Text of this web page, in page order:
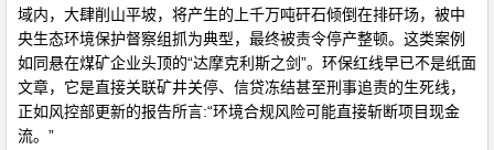
域内，大肆削山平坡，将产生的上千万吨矸石倾倒在排矸场，被中
央生态环境保护督察组抓为典型，最终被责令停产整顿。这类案例
如同悬在煤矿企业头顶的“达摩克利斯之剑”。环保红线早已不是纸面
文章，它是直接关联矿井关停、信贷冻结甚至刑事追责的生死线，
正如风控部更新的报告所言:“环境合规风险可能直接斩断项目现金
流。”